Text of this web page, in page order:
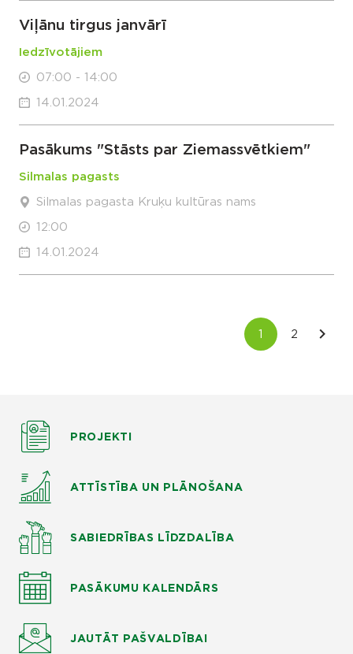
Viļānu tirgus janvārī
Iedzīvotājiem
07:00 - 14:00
14.01.2024
Pasākums "Stāsts par Ziemassvētkiem"
Silmalas pagasts
Silmalas pagasta Kruķu kultūras nams
12:00
14.01.2024
PROJEKTI
ATTĪSTĪBA UN PLĀNOŠANA
SABIEDRĪBAS LĪDZDALĪBA
PASĀKUMU KALENDĀRS
JAUTĀT PAŠVALDĪBAI